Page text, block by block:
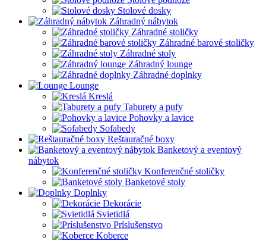
Stolové dosky
Záhradný nábytok
Záhradné stoličky
Záhradné barové stoličky
Záhradné stoly
Záhradný lounge
Záhradné doplnky
Lounge
Kreslá
Taburety a pufy
Pohovky a lavice
Sofabedy
Reštauračné boxy
Banketový a eventový
nábytok
Konferenčné stoličky
Banketové stoly
Doplnky
Dekorácie
Svietidlá
Príslušenstvo
Koberce